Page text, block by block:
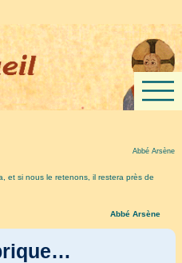
Abbé Arsène
et si nous le retenons, il restera près de
Abbé Arsène